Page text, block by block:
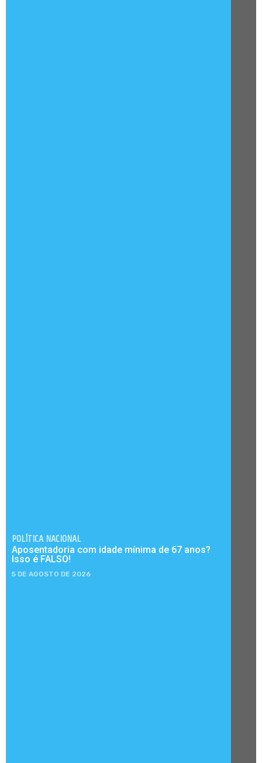
POLÍTICA NACIONAL
Aposentadoria com idade mínima de 67 anos?
Isso é FALSO!
5 DE AGOSTO DE 2026